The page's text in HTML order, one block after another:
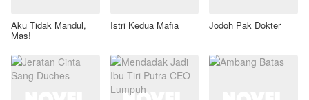
Aku Tidak Mandul,
Mas!
Istri Kedua Mafia Jodoh Pak Dokter